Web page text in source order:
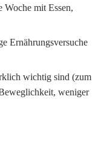
Woche mit Essen,
Ernährungsversuche
wichtig sind (zum
weniger